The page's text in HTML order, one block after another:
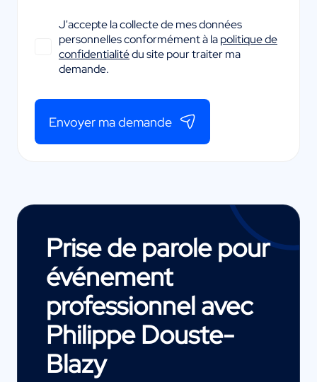
J'accepte la collecte de mes données
personnelles conformément à lapolitique de
confidentialitédu site pour traiter ma
demande.
Envoyer ma demande
Prise de parole pour
événement
professionnel avec
Philippe Douste-
Blazy